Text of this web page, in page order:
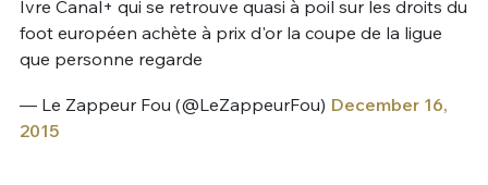
Ivre Canal+ qui se retrouve quasi à poil sur les droits du
foot européen achète à prix d'or la coupe de la ligue
que personne regarde
— Le Zappeur Fou (@LeZappeurFou) December 16,
2015